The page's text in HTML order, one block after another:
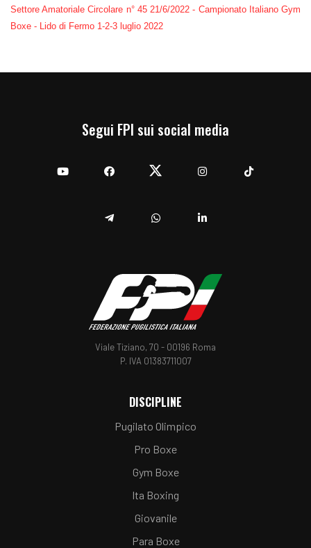
Settore Amatoriale Circolare n° 45 21/6/2022 - Campionato Italiano Gym
Boxe - Lido di Fermo 1-2-3 luglio 2022
Segui FPI sui social media
Viale Tiziano, 70 - 00196 Roma
P. IVA 01383711007
DISCIPLINE
Pugilato Olimpico
Pro Boxe
Gym Boxe
Ita Boxing
Giovanile
Para Boxe